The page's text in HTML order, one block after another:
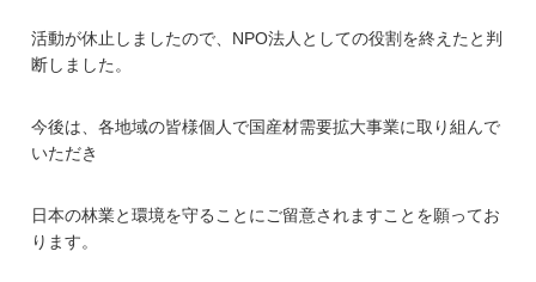
活動が休止しましたので、NPO法人としての役割を終えたと判
断しました。
今後は、各地域の皆様個人で国産材需要拡大事業に取り組んで
いただき
日本の林業と環境を守ることにご留意されますことを願ってお
ります。